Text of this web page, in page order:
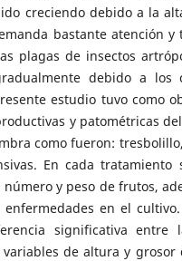
creciendo debido a la
bastante atención
plagas de insectos
debido a los
estudio tuvo como
y patométricas
como fueron:
En cada
y peso de frutos,
en el
significativa entre
de altura y